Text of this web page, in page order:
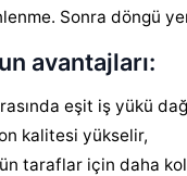
Sonra döngü
avantajları:
eşit iş yükü
kalitesi yükselir,
taraflar için daha